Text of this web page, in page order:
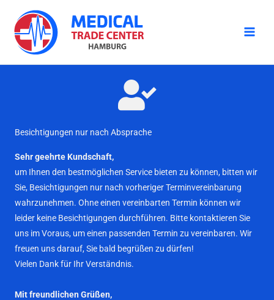
Inhalt
springen
Besichtigungen nur nach Absprache
Sehr geehrte Kundschaft,
um Ihnen den bestmöglichen Service bieten zu können, bitten wir
Sie, Besichtigungen nur nach vorheriger Terminvereinbarung
wahrzunehmen. Ohne einen vereinbarten Termin können wir
leider keine Besichtigungen durchführen. Bitte kontaktieren Sie
uns im Voraus, um einen passenden Termin zu vereinbaren. Wir
freuen uns darauf, Sie bald begrüßen zu dürfen!
Vielen Dank für Ihr Verständnis.
Mit freundlichen Grüßen,